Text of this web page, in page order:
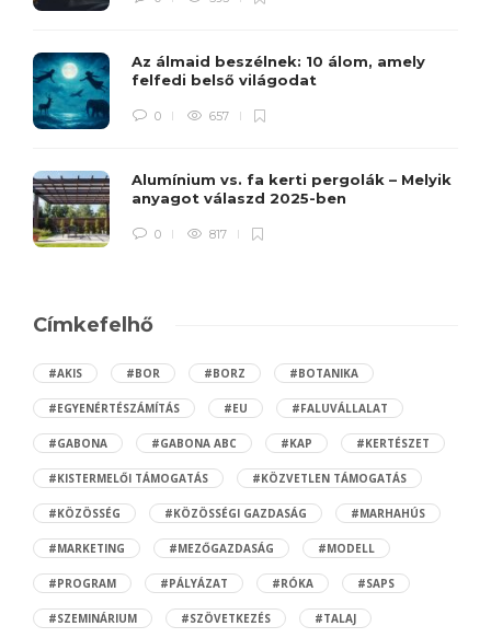
Az álmaid beszélnek: 10 álom, amely
felfedi belső világodat
0 657
Alumínium vs. fa kerti pergolák – Melyik
anyagot válaszd 2025-ben
0 817
Címkefelhő
#AKIS #BOR #BORZ #BOTANIKA
#EGYENÉRTÉSZÁMÍTÁS #EU #FALUVÁLLALAT
#GABONA #GABONA ABC #KAP #KERTÉSZET
#KISTERMELŐI TÁMOGATÁS #KÖZVETLEN TÁMOGATÁS
#KÖZÖSSÉG #KÖZÖSSÉGI GAZDASÁG #MARHAHÚS
#MARKETING #MEZŐGAZDASÁG #MODELL
#PROGRAM #PÁLYÁZAT #RÓKA #SAPS
#SZEMINÁRIUM #SZÖVETKEZÉS #TALAJ